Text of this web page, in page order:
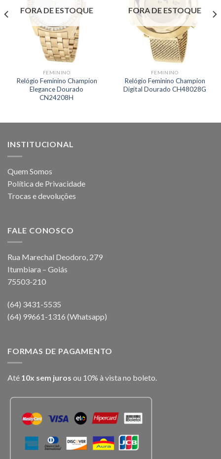
FORA DE ESTOQUE
FEMININO
Relógio Feminino Champion
Elegance Dourado
CN24208H
FORA DE ESTOQUE
FEMININO
Relógio Feminino Champion
Digital Dourado CH48028G
INSTITUCIONAL
Quem Somos
Política de Privacidade
Trocas e devoluções
FALE CONOSCO
Rua Marechal Deodoro, 279
Itumbiara – Goiás
75503-210
(64) 3431-5535
(64) 99661-1316 (Whatsapp)
FORMAS DE PAGAMENTO
Até 10x sem juros ou 10% à vista no boleto.